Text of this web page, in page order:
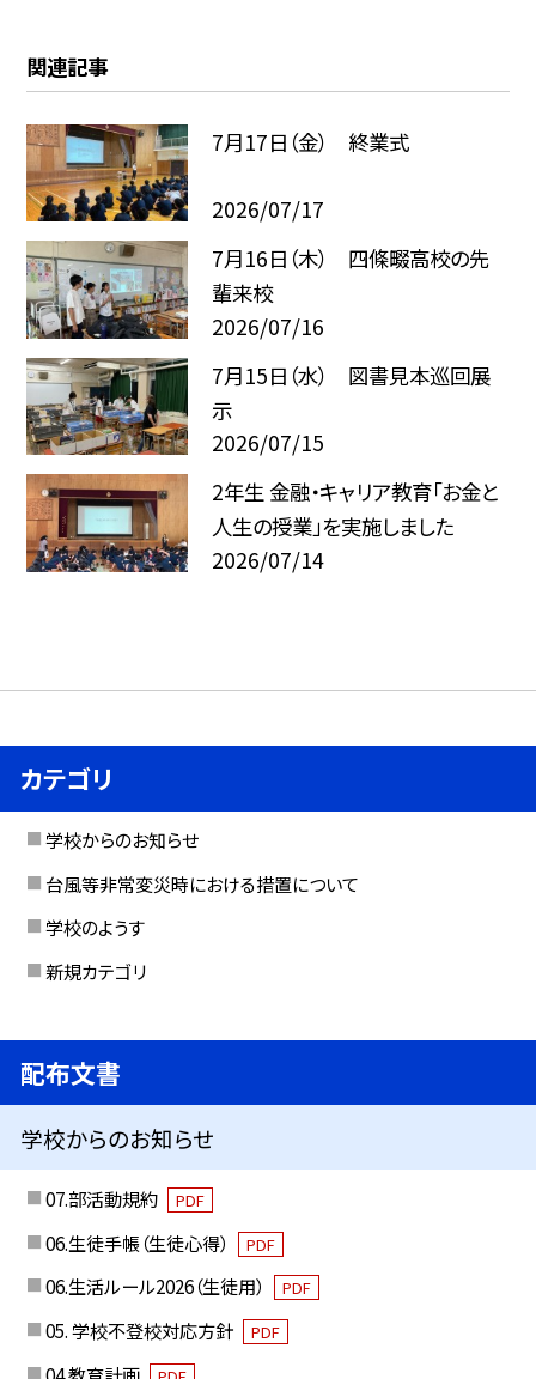
関連記事
7月17日（金） 終業式
2026/07/17
7月16日（木） 四條畷高校の先
輩来校
2026/07/16
7月15日（水） 図書見本巡回展
示
2026/07/15
2年生 金融・キャリア教育「お金と
人生の授業」を実施しました
2026/07/14
カテゴリ
学校からのお知らせ
台風等非常変災時における措置について
学校のようす
新規カテゴリ
配布文書
学校からのお知らせ
07.部活動規約 PDF
06.生徒手帳（生徒心得） PDF
06.生活ルール2026（生徒用） PDF
05. 学校不登校対応方針 PDF